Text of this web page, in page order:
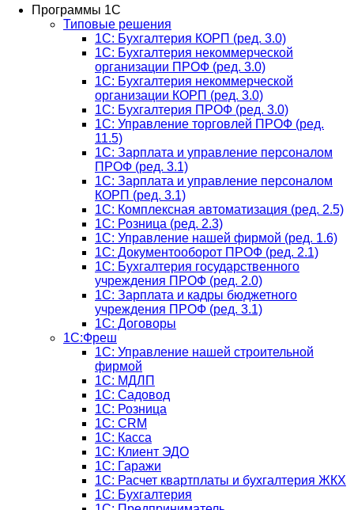
Программы 1С
Типовые решения
1C: Бухгалтерия КОРП (ред. 3.0)
1С: Бухгалтерия некоммерческой
организации ПРОФ (ред. 3.0)
1С: Бухгалтерия некоммерческой
организации КОРП (ред. 3.0)
1C: Бухгалтерия ПРОФ (ред. 3.0)
1C: Управление торговлей ПРОФ (ред.
11.5)
1C: Зарплата и управление персоналом
ПРОФ (ред. 3.1)
1C: Зарплата и управление персоналом
КОРП (ред. 3.1)
1C: Комплексная автоматизация (ред. 2.5)
1С: Розница (ред. 2.3)
1С: Управление нашей фирмой (ред. 1.6)
1С: Документооборот ПРОФ (ред. 2.1)
1C: Бухгалтерия государственного
учреждения ПРОФ (ред. 2.0)
1C: Зарплата и кадры бюджетного
учреждения ПРОФ (ред. 3.1)
1С: Договоры
1С:Фреш
1С: Управление нашей строительной
фирмой
1С: МДЛП
1С: Садовод
1С: Розница
1C: CRM
1C: Касса
1С: Клиент ЭДО
1С: Гаражи
1C: Расчет квартплаты и бухгалтерия ЖКХ
1C: Бухгалтерия